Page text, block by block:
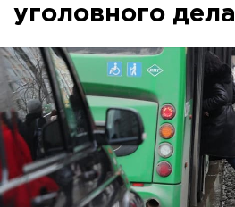
уголовного дела